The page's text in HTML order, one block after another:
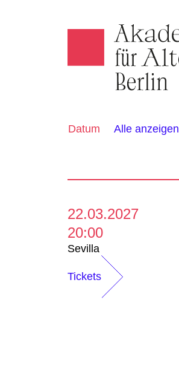
Akamus
K
l
e
n
d
Datum Alle anzeigen
22.03.2027
20:00
Sevilla
Tickets